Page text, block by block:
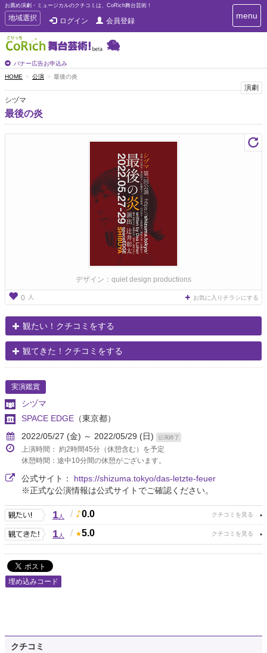
お薦め演劇・ミュージカルのクチコミは、CoRich舞台芸術！
T
o
g
g
e
n
a
v
i
g
地域選択 ログイン 会員登録
バナー広告お申込み
T
o
i
g
menu
HOME 公演 最後の炎
演劇
シヅマ
最後の炎
デザイン：quiet design productions
0 人 お気に入りチラシにする
観たい！クチコミをする
観てきた！クチコミをする
実演鑑賞
シヅマ
SPACE EDGE （東京都）
2022/05/27 (金) ～ 2022/05/29 (日)
公演終了
上演時間： 約2時間45分（休憩含む）を予定
休憩時間：途中10分間の休憩がございます。
公式サイト： https://shizuma.tokyo/das-letzte-feuer
※正式な公演情報は公式サイトでご確認ください。
1人 / 0.0
1人 / 5.0
埋め込みコード
クチコミ